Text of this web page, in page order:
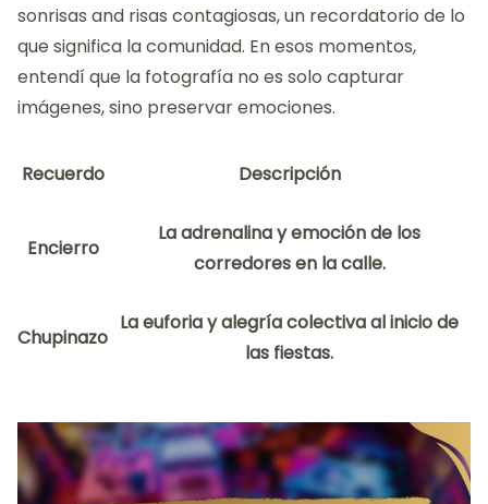
sonrisas and risas contagiosas, un recordatorio de lo
que significa la comunidad. En esos momentos,
entendí que la fotografía no es solo capturar
imágenes, sino preservar emociones.
Recuerdo Descripción
Encierro
La adrenalina y emoción de los
corredores en la calle.
Chupinazo
La euforia y alegría colectiva al inicio de
las fiestas.